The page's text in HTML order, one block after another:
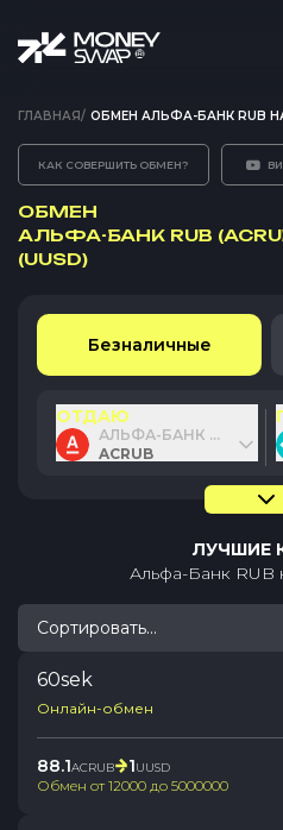
ГЛАВНАЯ/ ОБМЕН АЛЬФА-БАНК RUB НА
КАК СОВЕРШИТЬ ОБМЕН?
ОБМЕН
АЛЬФА-БАНК RUB
(UUSD)
Безналичные
ОТДАЮ
АЛЬФА-БАНК RUB
ACRUB
ЛУЧШИЕ
Альфа-Банк RUB
Сортировать...
60sek
Онлайн-обмен
88.1ACRUB 1UUSD
Обмен от12000 до 5000000